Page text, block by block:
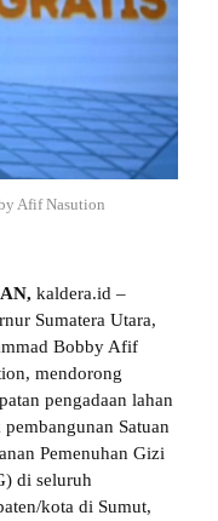
Afif Nasution
kaldera.id –
Sumatera Utara,
Bobby Afif
mendorong
pengadaan lahan
Satuan
Pemenuhan Gizi
di seluruh
kota di Sumut,